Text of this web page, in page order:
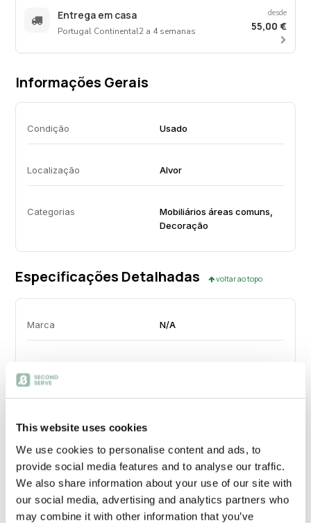
This website uses cookies
We use cookies to personalise content and ads, to
provide social media features and to analyse our traffic.
We also share information about your use of our site with
our social media, advertising and analytics partners who
may combine it with other information that you’ve
Entrega em casa
Portugal Continental2 a 4 semanas
desde
55,00 €
Informações Gerais
Condição Usado
Localização Alvor
Categorias
Mobiliários áreas comuns,
Decoração
Especificações Detalhadas voltar ao topo
Marca N/A
Envio e Entrega